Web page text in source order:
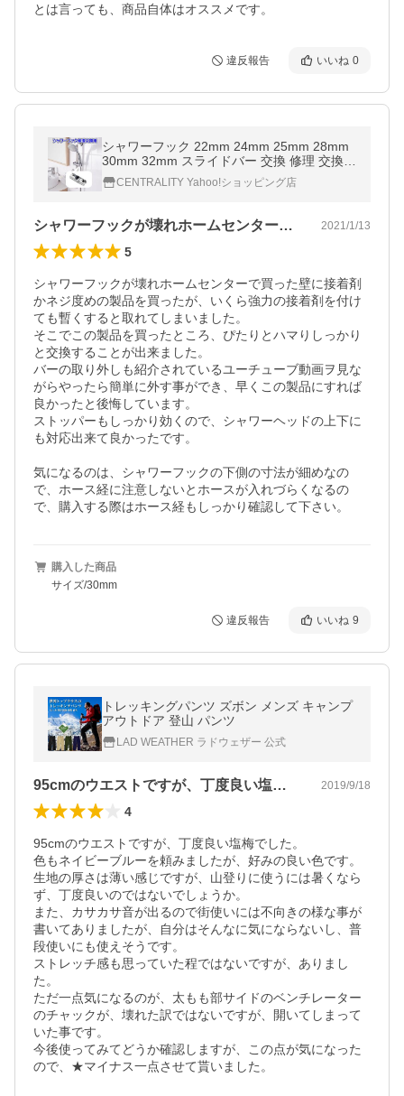
とは言っても、商品自体はオススメです。
違反報告 いいね 0
シャワーフック 22mm 24mm 25mm 28mm
30mm 32mm スライドバー 交換 修理 交換方
法 シャワーホルダー 互換 角度調整 360度 回
転CENTRALITY Yahoo!ショッピング店
シャワーフックが壊れホームセンターで買… 2021/1/13
5
シャワーフックが壊れホームセンターで買った壁に接着剤
かネジ度めの製品を買ったが、いくら強力の接着剤を付け
ても暫くすると取れてしまいました。
そこでこの製品を買ったところ、ぴたりとハマりしっかり
と交換することが出来ました。
バーの取り外しも紹介されているユーチューブ動画ヲ見な
がらやったら簡単に外す事ができ、早くこの製品にすれば
良かったと後悔しています。
ストッパーもしっかり効くので、シャワーヘッドの上下に
も対応出来て良かったです。
気になるのは、シャワーフックの下側の寸法が細めなの
で、ホース経に注意しないとホースが入れづらくなるの
で、購入する際はホース経もしっかり確認して下さい。
購入した商品
サイズ/30mm
違反報告 いいね 9
トレッキングパンツ ズボン メンズ キャンプ
アウトドア 登山 パンツ
LAD WEATHER ラドウェザー 公式
95cmのウエストですが、丁度良い塩梅… 2019/9/18
4
95cmのウエストですが、丁度良い塩梅でした。
色もネイビーブルーを頼みましたが、好みの良い色です。
生地の厚さは薄い感じですが、山登りに使うには暑くなら
ず、丁度良いのではないでしょうか。
また、カサカサ音が出るので街使いには不向きの様な事が
書いてありましたが、自分はそんなに気にならないし、普
段使いにも使えそうです。
ストレッチ感も思っていた程ではないですが、ありまし
た。
ただ一点気になるのが、太もも部サイドのベンチレーター
のチャックが、壊れた訳ではないですが、開いてしまって
いた事です。
今後使ってみてどうか確認しますが、この点が気になった
ので、★マイナス一点させて貰いました。